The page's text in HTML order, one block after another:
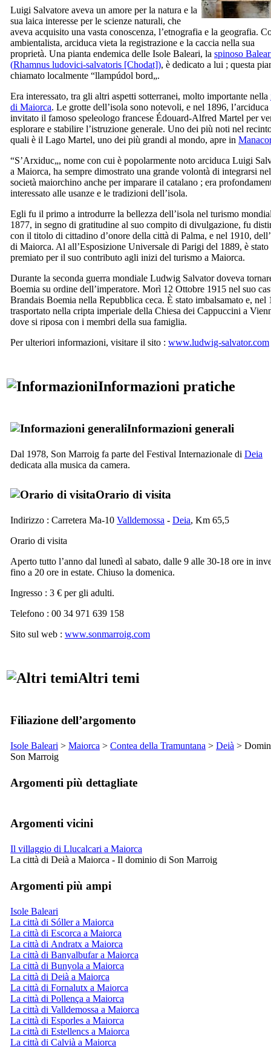
Luigi Salvatore aveva un amore per la natura e la
sua laica interesse per le scienze naturali, che
aveva acquisito una vasta conoscenza, l’etnografia e la geografia.
ambientalista, arciduca vieta la registrazione e la caccia nella sua
proprietà. Una pianta endemica delle Isole Baleari, la spinoso
(Rhamnus ludovici-salvatoris [Chodat]), è dedicato a lui ; questa
chiamato localmente “llampúdol bord„.
Era interessato, tra gli altri aspetti sotterranei, molto importante nella
di Maiorca. Le grotte dell’isola sono notevoli, e nel 1896, l’arciduca
invitato il famoso speleologo francese Édouard-Alfred Martel per
esplorare e stabilire l’istruzione generale. Uno dei più noti nel
quali è il Lago Martel, uno dei più grandi al mondo, apre in
“S’Arxiduc„, nome con cui è popolarmente noto arciduca Luigi
a Maiorca, ha sempre dimostrato una grande volontà di integrarsi
società maiorchino anche per imparare il catalano ; era
interessato alle usanze e le tradizioni dell’isola.
Egli fu il primo a introdurre la bellezza dell’isola nel turismo
1877, in segno di gratitudine al suo compito di divulgazione, fu
con il titolo di cittadino d’onore della città di Palma, e nel 1910,
di Maiorca. Al all’Esposizione Universale di Parigi del 1889, è stato
premiato per il suo contributo agli inizi del turismo a Maiorca.
Durante la seconda guerra mondiale Ludwig Salvator doveva
Boemia su ordine dell’imperatore. Morì 12 Ottobre 1915 nel suo
Brandais Boemia nella Repubblica ceca. È stato imbalsamato e, nel
trasportato nella cripta imperiale della Chiesa dei Cappuccini a
dove si riposa con i membri della sua famiglia.
Per ulteriori informazioni, visitare il sito : www.ludwig-salvator.com
Informazioni pratiche
Informazioni generali
Dal 1978, Son Marroig fa parte del Festival Internazionale di Deia
dedicata alla musica da camera.
Orario di visita
Indirizzo : Carretera Ma-10 Valldemossa - Deia, Km 65,5
Orario di visita
Aperto tutto l’anno dal lunedì al sabato, dalle 9 alle 30-18 ore in
fino a 20 ore in estate. Chiuso la domenica.
Ingresso : 3 € per gli adulti.
Telefono : 00 34 971 639 158
Sito sul web : www.sonmarroig.com
Altri temi
Filiazione dell’argomento
Isole Baleari > Maiorca > Contea della Tramuntana > Deià >
Son Marroig
Argomenti più dettagliate
Argomenti vicini
Il villaggio di Llucalcari a Maiorca
La città di Deià a Maiorca - Il dominio di Son Marroig
Argomenti più ampi
Isole Baleari
La città di Sóller a Maiorca
La città di Escorca a Maiorca
La città di Andratx a Maiorca
La città di Banyalbufar a Maiorca
La città di Bunyola a Maiorca
La città di Deià a Maiorca
La città di Fornalutx a Maiorca
La città di Pollença a Maiorca
La città di Valldemossa a Maiorca
La città di Esporles a Maiorca
La città di Estellencs a Maiorca
La città di Calvià a Maiorca